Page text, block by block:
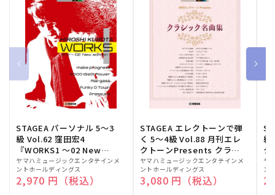
STAGEA パーソナル 5～3
級 Vol.62 窪田宏4
『WORKS1 ～02 New
edition～』
販
売
元:
ヤマハミュージックエンタテインメ
ントホールディングス
通常価格
2,970 円（税込）
STAGEA エレクトーンで弾
く 5～4級 Vol.88 月刊エレ
クトーンPresents クラシ
ック名曲集
販
売
元:
ヤマハミュージックエンタテインメ
ントホールディングス
通常価格
3,080 円（税込）
級
ク
販
売
元:
ヤ
ン